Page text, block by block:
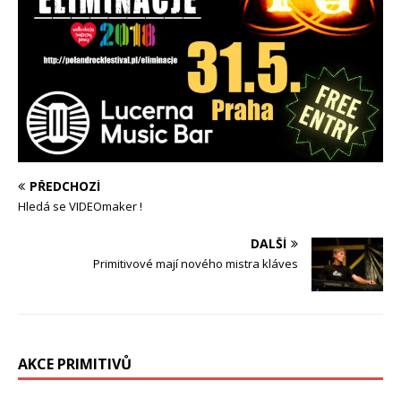
PŘEDCHOZÍ
Hledá se VIDEOmaker !
DALŠÍ
Primitivové mají nového mistra kláves
AKCE PRIMITIVŮ